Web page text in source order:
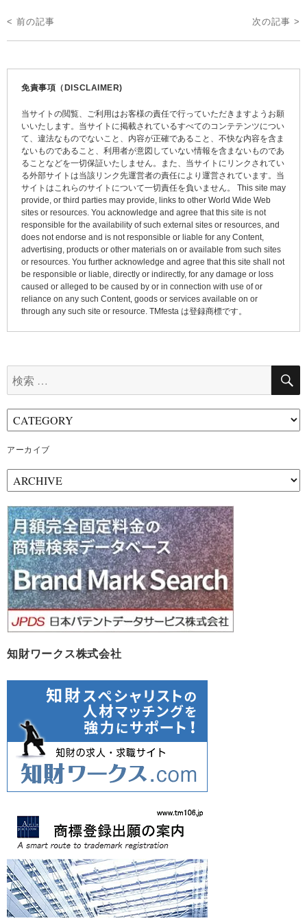
投
稿
< 前の記事 次の記事 >
免責事項（DISCLAIMER)
当サイトの閲覧、ご利用はお客様の責任で行っていただきますようお願
いいたします。当サイトに掲載されているすべてのコンテテンツについ
て、違法なものでないこと、内容が正確であること、不快な内容を含ま
ないものであること、利用者が意図していない情報を含まないものであ
ることなどを一切保証いたしません。また、当サイトにリンクされてい
る外部サイトは当該リンク先運営者の責任により運営されています。当
サイトはこれらのサイトについて一切責任を負いません。 This site may
provide, or third parties may provide, links to other World Wide Web
sites or resources. You acknowledge and agree that this site is not
responsible for the availability of such external sites or resources, and
does not endorse and is not responsible or liable for any Content,
advertising, products or other materials on or available from such sites
or resources. You further acknowledge and agree that this site shall not
be responsible or liable, directly or indirectly, for any damage or loss
caused or alleged to be caused by or in connection with use of or
reliance on any such Content, goods or services available on or
through any such site or resource. TMfesta は登録商標です。
索:
アーカイブ
ー
カ
イ
ブ
知財ワークス株式会社